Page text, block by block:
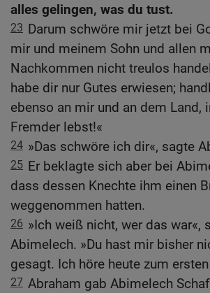
alles gelingen, was du tust.
23 Darum schwöre mir jetzt bei
mir und meinem Sohn und allen
Nachkommen nicht treulos
habe dir nur Gutes erwiesen;
ebenso an mir und an dem Land,
Fremder lebst!«
24 »Das schwöre ich dir«, sagte
25 Er beklagte sich aber bei
dass dessen Knechte ihm einen
weggenommen hatten.
26 »Ich weiß nicht, wer das war«,
Abimelech. »Du hast mir bisher
gesagt. Ich höre heute zum
27 Abraham gab Abimelech